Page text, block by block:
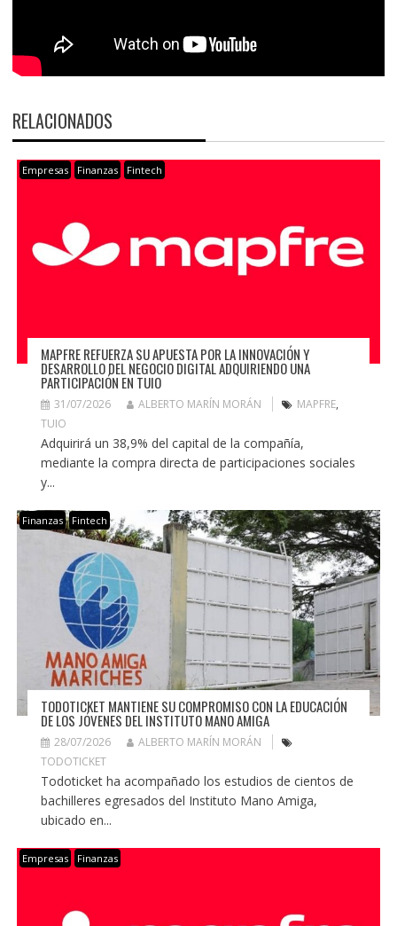
RELACIONADOS
Empresas Finanzas Fintech
MAPFRE REFUERZA SU APUESTA POR LA INNOVACIÓN Y
DESARROLLO DEL NEGOCIO DIGITAL ADQUIRIENDO UNA
PARTICIPACIÓN EN TUIO
31/07/2026 ALBERTO MARÍN MORÁN MAPFRE,
TUIO
Adquirirá un 38,9% del capital de la compañía,
mediante la compra directa de participaciones sociales
y...
Finanzas Fintech
TODOTICKET MANTIENE SU COMPROMISO CON LA EDUCACIÓN
DE LOS JÓVENES DEL INSTITUTO MANO AMIGA
28/07/2026
ALBERTO MARÍN MORÁN
TODOTICKET
Todoticket ha acompañado los estudios de cientos de
bachilleres egresados del Instituto Mano Amiga,
ubicado en...
Empresas Finanzas